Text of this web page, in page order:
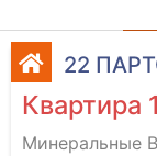
22
Квартира
Минеральные